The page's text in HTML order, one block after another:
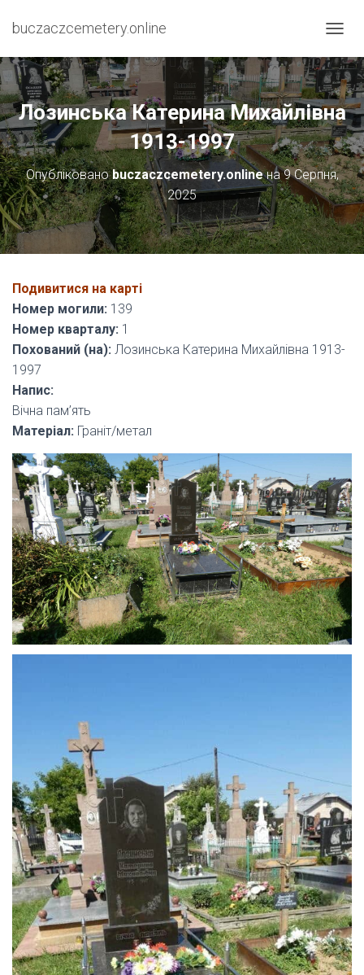
buczaczcemetery.online
Е
Р
Е
М
К
Н
У
Т
И
Н
В
І
Г
Лозинська Катерина Михайлівна
1913-1997
Опублікованоbuczaczcemetery.onlineна9 Серпня,
2025
Подивитися на карті
Номер могили: 139
Номер кварталу: 1
Похований (на): Лозинська Катерина Михайлівна 1913-
1997
Напис:
Вічна пам’ять
Матеріал: Граніт/метал